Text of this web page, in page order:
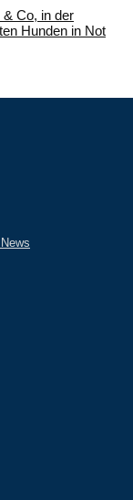
Co, in der
Hunden in Not